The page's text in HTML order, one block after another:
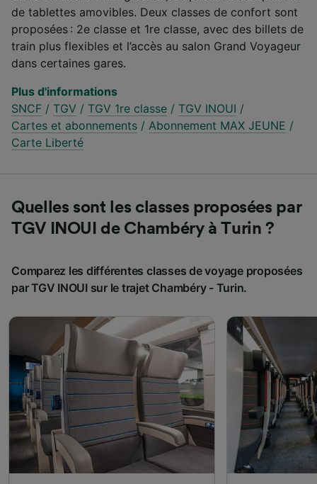
de tablettes amovibles. Deux classes de confort sont
proposées : 2e classe et 1re classe, avec des billets de
train plus flexibles et l’accès au salon Grand Voyageur
dans certaines gares.
Plus d'informations
SNCF / TGV / TGV 1re classe / TGV INOUI /
Cartes et abonnements / Abonnement MAX JEUNE /
Carte Liberté
Quelles sont les classes proposées par
TGV INOUI de Chambéry à Turin ?
Comparez les différentes classes de voyage proposées
par TGV INOUI sur le trajet Chambéry - Turin.